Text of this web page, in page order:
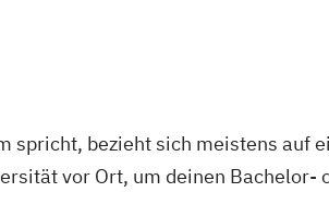
Marketing (DE/EN)
(EN)
EN)
spricht, bezieht sich meistens auf
vor Ort, um deinen Bachelor-